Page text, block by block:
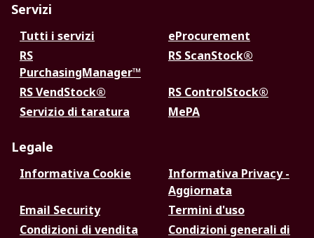
Servizi
Tutti i servizi
eProcurement
RS
PurchasingManager™
RS ScanStock®
RS VendStock®
RS ControlStock®
Servizio di taratura
MePA
Legale
Informativa Cookie
Informativa Privacy -
Aggiornata
Email Security
Termini d'uso
Condizioni di vendita
Condizioni generali di